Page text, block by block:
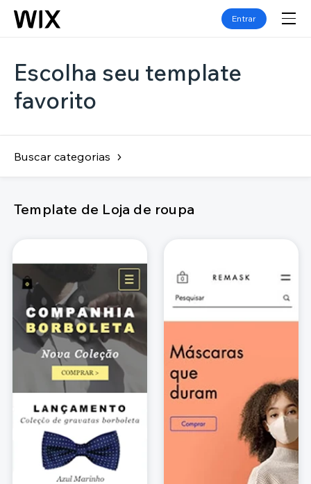
Entrar
Escolha seu template
favorito
Buscar categorias
Template de Loja de roupa